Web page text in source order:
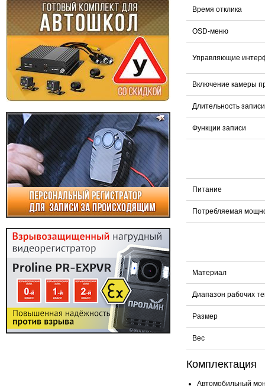
Время отклика
OSD-меню
Управляющие
Включение камеры
Длительность записи
Функции записи
Питание
Потребляемая
Материал
Диапазон рабочих
Размер
Вес
Комплектация
Автомобильный